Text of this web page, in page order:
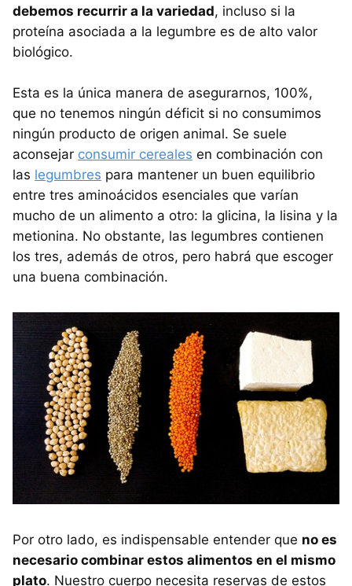
debemos recurrir a la variedad, incluso si la
proteína asociada a la legumbre es de alto valor
biológico.
Esta es la única manera de asegurarnos, 100%,
que no tenemos ningún déficit si no consumimos
ningún producto de origen animal. Se suele
aconsejar consumir cereales en combinación con
las legumbres para mantener un buen equilibrio
entre tres aminoácidos esenciales que varían
mucho de un alimento a otro: la glicina, la lisina y la
metionina. No obstante, las legumbres contienen
los tres, además de otros, pero habrá que escoger
una buena combinación.
Por otro lado, es indispensable entender que no es
necesario combinar estos alimentos en el mismo
plato. Nuestro cuerpo necesita reservas de estos